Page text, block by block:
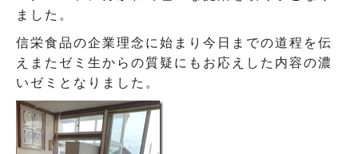
ました。
信栄食品の企業理念に始まり今日までの道程を伝
えまたゼミ生からの質疑にもお応えした内容の濃
いゼミとなりました。